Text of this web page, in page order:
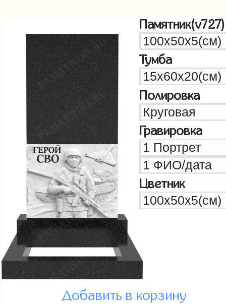
Памятник(v727)
Тумба
Полировка
Гравировка
Цветник
Добавить в корзину